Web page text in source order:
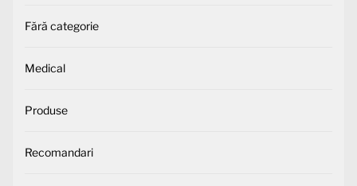
Fără categorie
Medical
Produse
Recomandari